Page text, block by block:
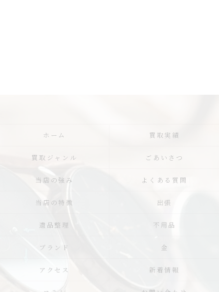
ホーム 買取実績
買取ジャンル ごあいさつ
当店の強み よくある質問
当店の特徴 出張
遺品整理 不用品
ブランド 金
アクセス 新着情報